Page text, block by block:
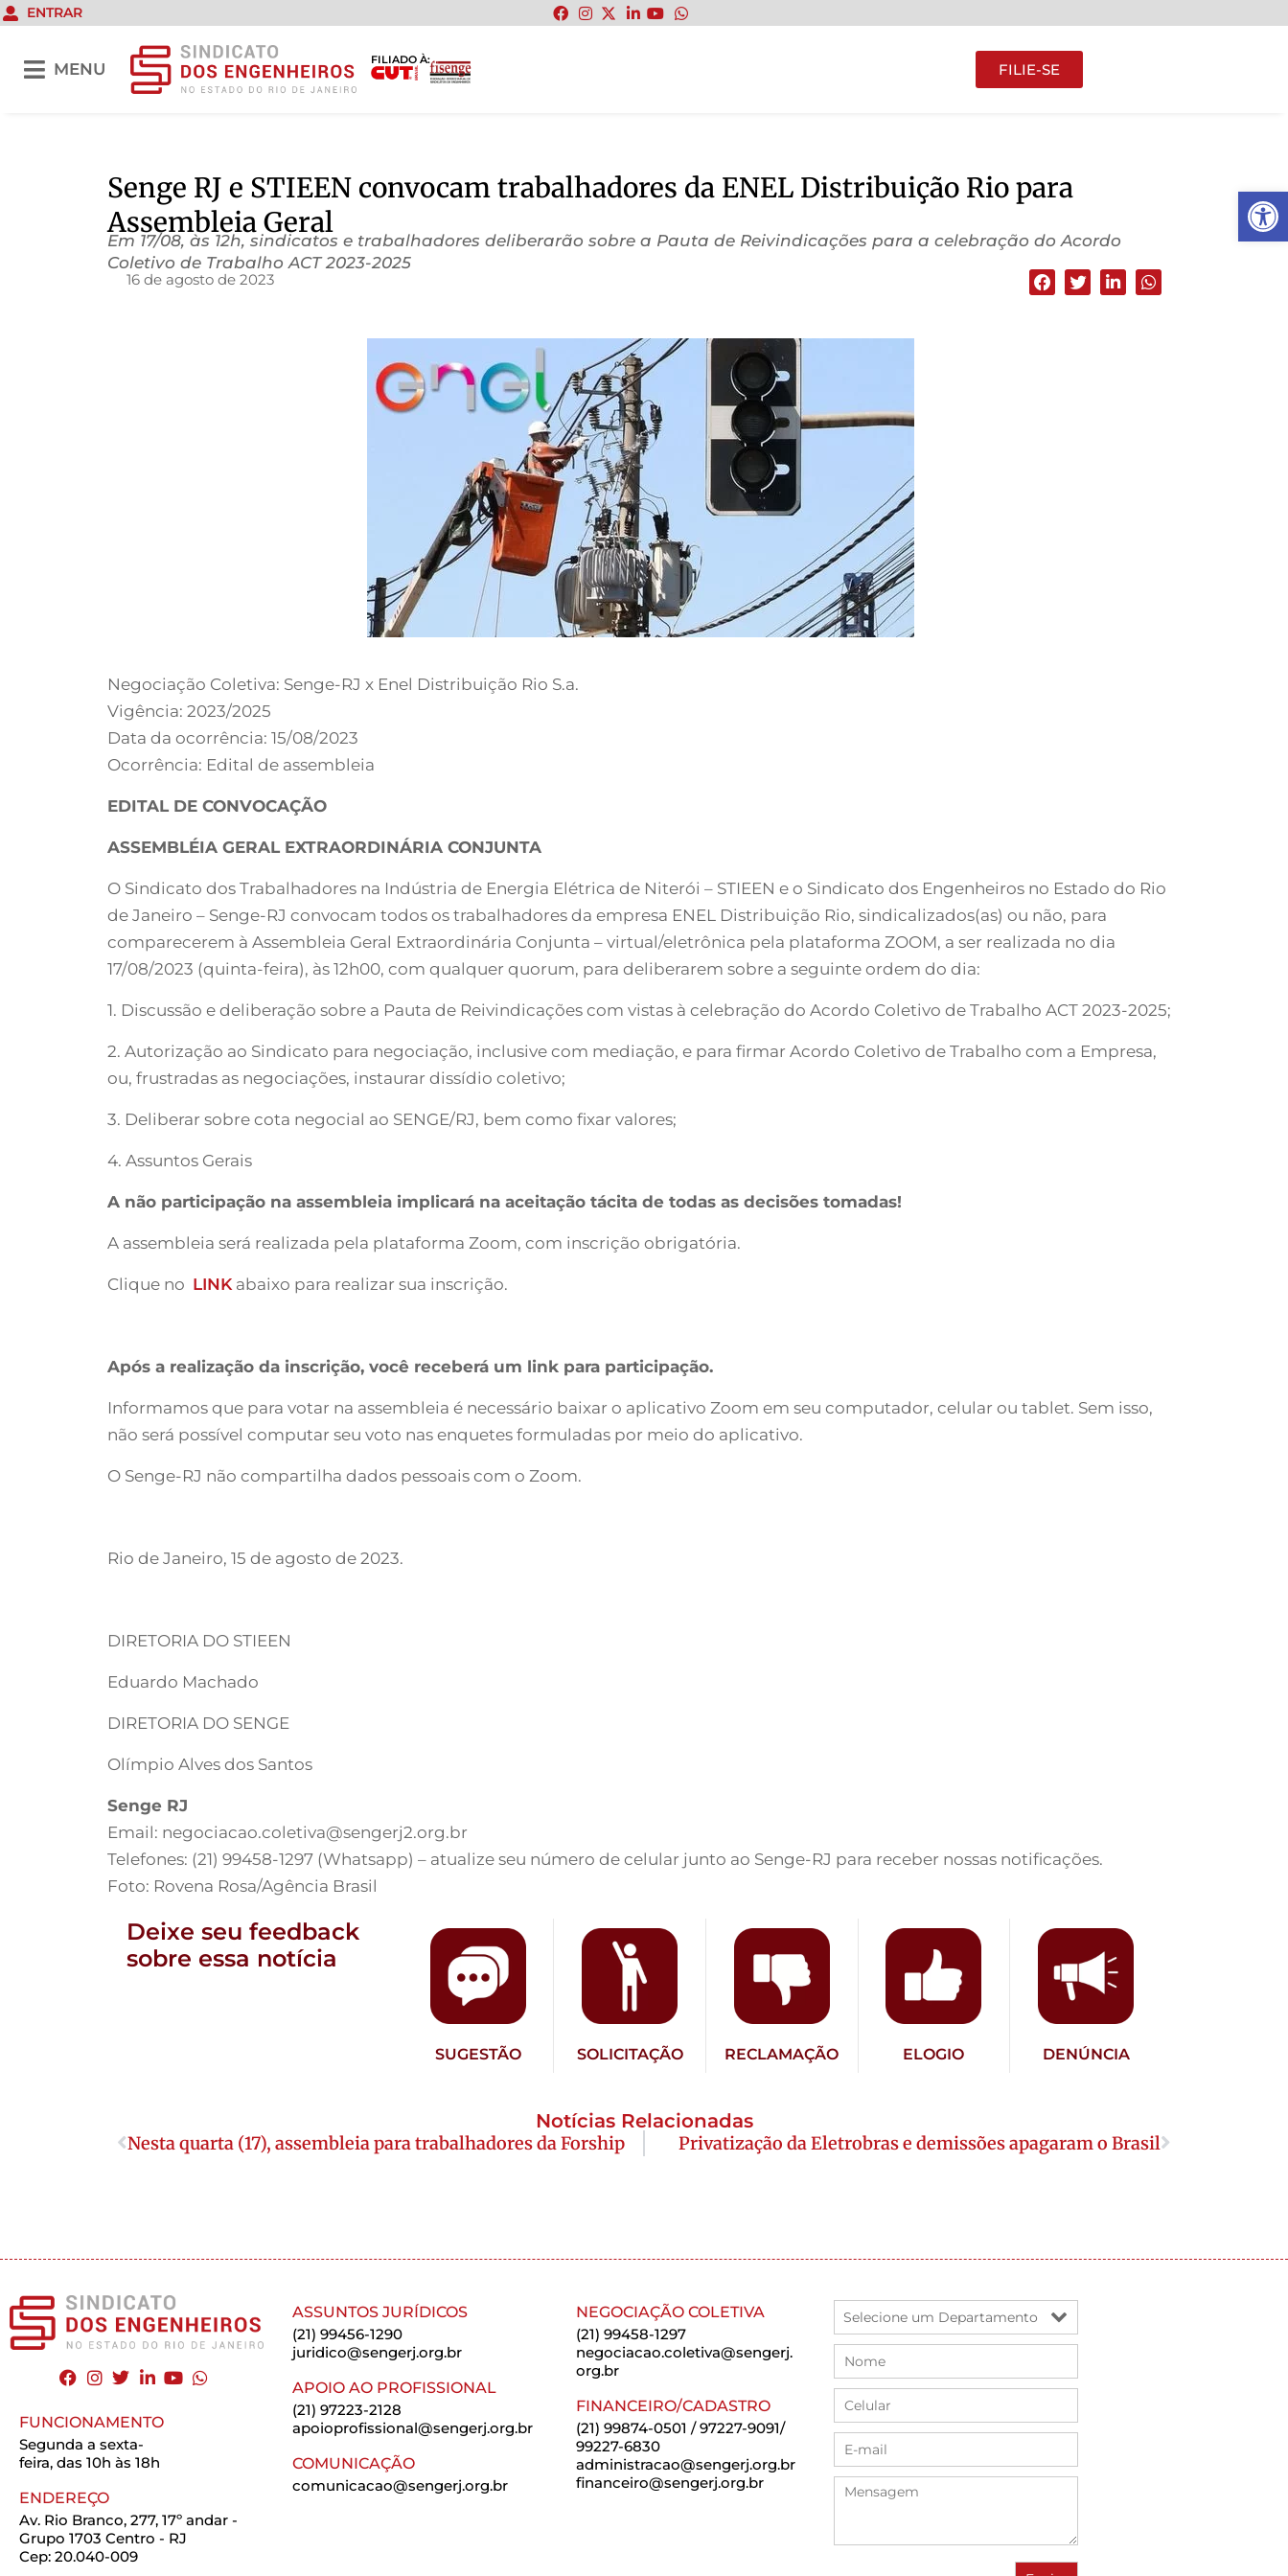
Abrir
ENTRAR
MENU
FILIADO À:
FILIE-SE
Senge RJ e STIEEN convocam trabalhadores da ENEL Distribuição Rio para
Assembleia Geral
Em 17/08, às 12h, sindicatos e trabalhadores deliberarão sobre a Pauta de Reivindicações para a celebração do Acordo
Coletivo de Trabalho ACT 2023-2025
16 de agosto de 2023
Negociação Coletiva: Senge-RJ x Enel Distribuição Rio S.a.
Vigência: 2023/2025
Data da ocorrência: 15/08/2023
Ocorrência: Edital de assembleia
EDITAL DE CONVOCAÇÃO
ASSEMBLÉIA GERAL EXTRAORDINÁRIA CONJUNTA
O Sindicato dos Trabalhadores na Indústria de Energia Elétrica de Niterói – STIEEN e o Sindicato dos Engenheiros no Estado do Rio
de Janeiro – Senge-RJ convocam todos os trabalhadores da empresa ENEL Distribuição Rio, sindicalizados(as) ou não, para
comparecerem à Assembleia Geral Extraordinária Conjunta – virtual/eletrônica pela plataforma ZOOM, a ser realizada no dia
17/08/2023 (quinta-feira), às 12h00, com qualquer quorum, para deliberarem sobre a seguinte ordem do dia:
1. Discussão e deliberação sobre a Pauta de Reivindicações com vistas à celebração do Acordo Coletivo de Trabalho ACT 2023-2025;
2. Autorização ao Sindicato para negociação, inclusive com mediação, e para firmar Acordo Coletivo de Trabalho com a Empresa,
ou, frustradas as negociações, instaurar dissídio coletivo;
3. Deliberar sobre cota negocial ao SENGE/RJ, bem como fixar valores;
4. Assuntos Gerais
A não participação na assembleia implicará na aceitação tácita de todas as decisões tomadas!
A assembleia será realizada pela plataforma Zoom, com inscrição obrigatória.
Clique no LINKabaixo para realizar sua inscrição.
Após a realização da inscrição, você receberá um link para participação.
Informamos que para votar na assembleia é necessário baixar o aplicativo Zoom em seu computador, celular ou tablet. Sem isso,
não será possível computar seu voto nas enquetes formuladas por meio do aplicativo.
O Senge-RJ não compartilha dados pessoais com o Zoom.
Rio de Janeiro, 15 de agosto de 2023.
DIRETORIA DO STIEEN
Eduardo Machado
DIRETORIA DO SENGE
Olímpio Alves dos Santos
Senge RJ
Email: negociacao.coletiva@sengerj2.org.br
Telefones: (21) 99458-1297 (Whatsapp) – atualize seu número de celular junto ao Senge-RJ para receber nossas notificações.
Foto: Rovena Rosa/Agência Brasil
Deixe seu feedback
sobre essa notícia
SUGESTÃO SOLICITAÇÃO RECLAMAÇÃO ELOGIO DENÚNCIA
Notícias Relacionadas
Nesta quarta (17), assembleia para trabalhadores da Forship Privatização da Eletrobras e demissões apagaram o Brasil
FUNCIONAMENTO
Segunda a sexta-
feira, das 10h às 18h
ENDEREÇO
Av. Rio Branco, 277, 17º andar -
Grupo 1703 Centro - RJ
Cep: 20.040-009
ASSUNTOS JURÍDICOS
(21) 99456-1290
juridico@sengerj.org.br
APOIO AO PROFISSIONAL
(21) 97223-2128
apoioprofissional@sengerj.org.br
COMUNICAÇÃO
comunicacao@sengerj.org.br
NEGOCIAÇÃO COLETIVA
(21) 99458-1297
negociacao.coletiva@sengerj.
org.br
FINANCEIRO/CADASTRO
(21) 99874-0501 / 97227-9091/
99227-6830
administracao@sengerj.org.br
financeiro@sengerj.org.br